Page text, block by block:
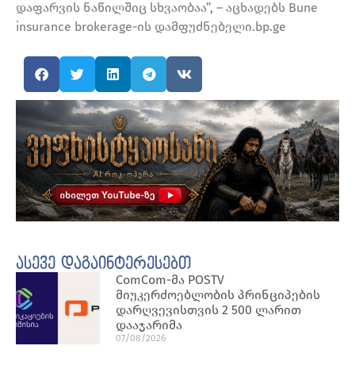
დაფარვის ნაწილშიც სხვაობაა”, – აცხადებს Bune
insurance brokerage-ის დამფუძნებელი.bp.ge
ასევე დაგაინტერესებთ
ComCom-მა POSTV
მიუკერძოებლობის პრინციპების
დარღვევისთვის 2 500 ლარით
დააჯარიმა
07/08/2026